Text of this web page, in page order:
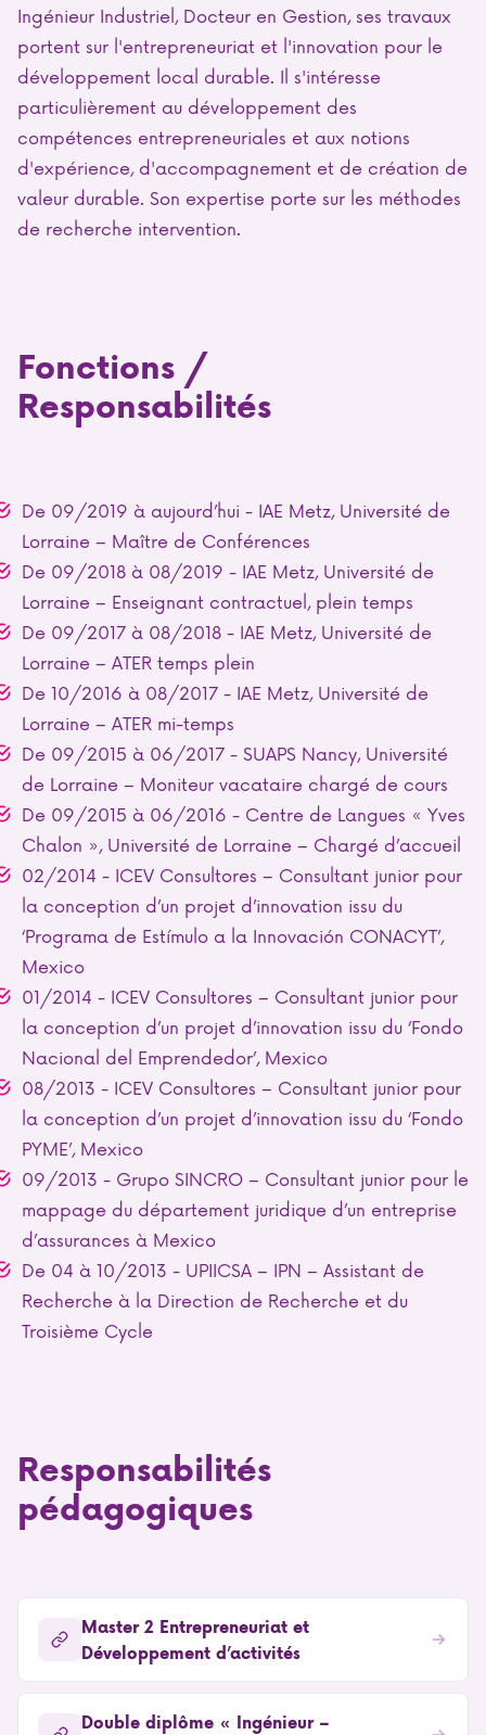
Ingénieur Industriel, Docteur en Gestion, ses travaux
portent sur l'entrepreneuriat et l'innovation pour le
développement local durable. Il s'intéresse
particulièrement au développement des
compétences entrepreneuriales et aux notions
d'expérience, d'accompagnement et de création de
valeur durable. Son expertise porte sur les méthodes
de recherche intervention.
Fonctions /
Responsabilités
De 09/2019 à aujourd’hui - IAE Metz, Université de
Lorraine – Maître de Conférences
De 09/2018 à 08/2019 - IAE Metz, Université de
Lorraine – Enseignant contractuel, plein temps
De 09/2017 à 08/2018 - IAE Metz, Université de
Lorraine – ATER temps plein
De 10/2016 à 08/2017 - IAE Metz, Université de
Lorraine – ATER mi-temps
De 09/2015 à 06/2017 - SUAPS Nancy, Université
de Lorraine – Moniteur vacataire chargé de cours
De 09/2015 à 06/2016 - Centre de Langues « Yves
Chalon », Université de Lorraine – Chargé d’accueil
02/2014 - ICEV Consultores – Consultant junior pour
la conception d’un projet d’innovation issu du
‘Programa de Estímulo a la Innovación CONACYT’,
Mexico
01/2014 - ICEV Consultores – Consultant junior pour
la conception d’un projet d’innovation issu du ‘Fondo
Nacional del Emprendedor’, Mexico
08/2013 - ICEV Consultores – Consultant junior pour
la conception d’un projet d’innovation issu du ‘Fondo
PYME’, Mexico
09/2013 - Grupo SINCRO – Consultant junior pour le
mappage du département juridique d’un entreprise
d’assurances à Mexico
De 04 à 10/2013 - UPIICSA – IPN – Assistant de
Recherche à la Direction de Recherche et du
Troisième Cycle
Responsabilités
pédagogiques
Master 2 Entrepreneuriat et
Développement d’activités
Double diplôme « Ingénieur –